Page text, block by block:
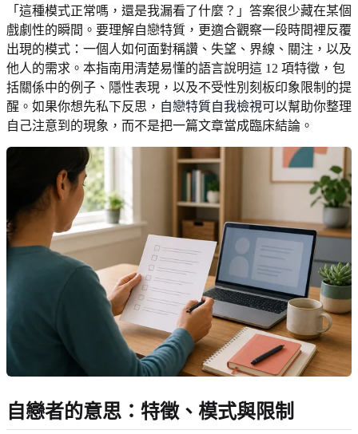
「這種模式正常嗎，還是我漏看了什麼？」答案很少藏在某個
戲劇性的瞬間。要理解自戀特質，更適合觀察一段時間裡反覆
出現的模式：一個人如何面對稱讚、失望、界線、關注，以及
他人的需求。本指南用清楚易懂的語言說明這 12 項特徵，包
括關係中的例子、隱性表現，以及不受性別刻板印象限制的提
醒。如果你想先私下反思， 自戀特質自我檢視可以幫助你整理
自己注意到的現象，而不是把一篇文章當成臨床結論。
自戀者的意思：特徵、模式與限制